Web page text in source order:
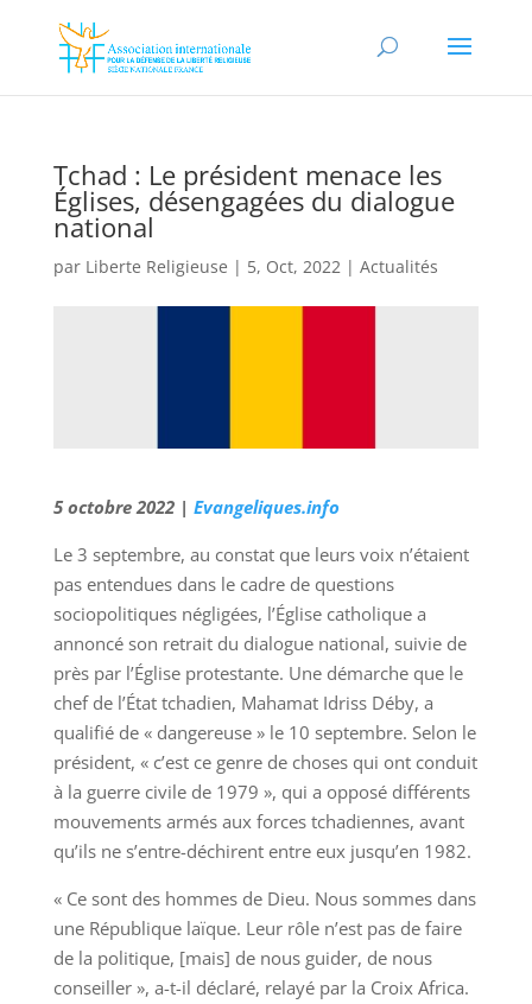
Tchad : Le président menace les
Églises, désengagées du dialogue
national
par Liberte Religieuse | 5, Oct, 2022| Actualités
5 octobre 2022 | Evangeliques.info
Le 3 septembre, au constat que leurs voix n’étaient
pas entendues dans le cadre de questions
sociopolitiques négligées, l’Église catholique a
annoncé son retrait du dialogue national, suivie de
près par l’Église protestante. Une démarche que le
chef de l’État tchadien, Mahamat Idriss Déby, a
qualifié de « dangereuse » le 10 septembre. Selon le
président, « c’est ce genre de choses qui ont conduit
à la guerre civile de 1979 », qui a opposé différents
mouvements armés aux forces tchadiennes, avant
qu’ils ne s’entre-déchirent entre eux jusqu’en 1982.
« Ce sont des hommes de Dieu. Nous sommes dans
une République laïque. Leur rôle n’est pas de faire
de la politique, [mais] de nous guider, de nous
conseiller », a-t-il déclaré, relayé par la Croix Africa.